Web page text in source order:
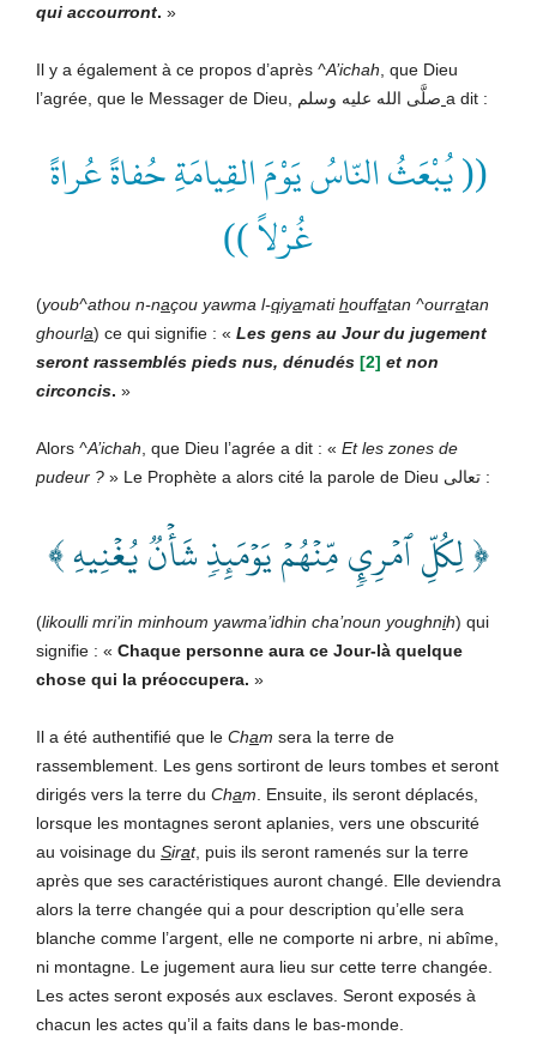
qui accourront. »
Il y a également à ce propos d’après ^A’ichah , que Dieu
l’agrée, que le Messager de Dieu, صلَّى الله عليه وسلم a dit :
(( يُبْعَثُ النّاسُ يَوْمَ القِيامَةِ حُفاةً عُراةً
غُرْلاً ))
(youb^athou n-naçou yawma l-qiyamatihouffatan ^ourratan
ghourla) ce qui signifie : « Les gens au Jour du jugement
seront rassemblés pieds nus, dénudés [2] et non
circoncis. »
Alors ^A’ichah , que Dieu l’agrée a dit : « Et les zones de
pudeur ?
» Le Prophète a alors cité la parole de Dieu تعالى :
﴿ لِكُلِّ ٱمۡرِيٕٖ مِّنۡهُمۡ يَوۡمَئِذٖ شَأۡنٞ يُغۡنِيهِ ﴾
(likoulli mri’in minhoum yawma’idhin cha’noun youghnih) qui
signifie : « Chaque personne aura ce Jour-là quelque
chose qui la préoccupera. »
Il a été authentifié que le Cham sera la terre de
rassemblement. Les gens sortiront de leurs tombes et seront
dirigés vers la terre du Cham . Ensuite, ils seront déplacés,
lorsque les montagnes seront aplanies, vers une obscurité
au voisinage du Sirat, puis ils seront ramenés sur la terre
après que ses caractéristiques auront changé. Elle deviendra
alors la terre changée qui a pour description qu’elle sera
blanche comme l’argent, elle ne comporte ni arbre, ni abîme,
ni montagne. Le jugement aura lieu sur cette terre changée.
Les actes seront exposés aux esclaves. Seront exposés à
chacun les actes qu’il a faits dans le bas-monde.